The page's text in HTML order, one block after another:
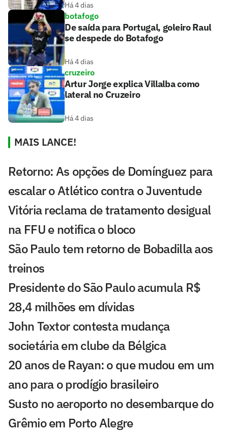
Há 4 dias
botafogo
De saída para Portugal, goleiro Raul
se despede do Botafogo
Há 4 dias
cruzeiro
Artur Jorge explica Villalba como
lateral no Cruzeiro
Há 4 dias
MAIS LANCE!
Retorno: As opções de Domínguez para
escalar o Atlético contra o Juventude
Vitória reclama de tratamento desigual
na FFU e notifica o bloco
São Paulo tem retorno de Bobadilla aos
treinos
Presidente do São Paulo acumula R$
28,4 milhões em dívidas
John Textor contesta mudança
societária em clube da Bélgica
20 anos de Rayan: o que mudou em um
ano para o prodígio brasileiro
Susto no aeroporto no desembarque do
Grêmio em Porto Alegre